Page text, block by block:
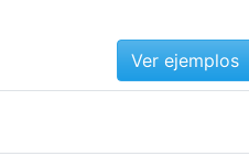
Ver ejemplos